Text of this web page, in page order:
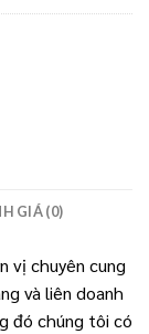
GIÁ (0)
vị chuyên cung
và liên doanh
đó chúng tôi có